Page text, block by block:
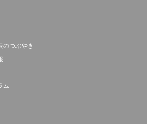
のつぶやき
ム